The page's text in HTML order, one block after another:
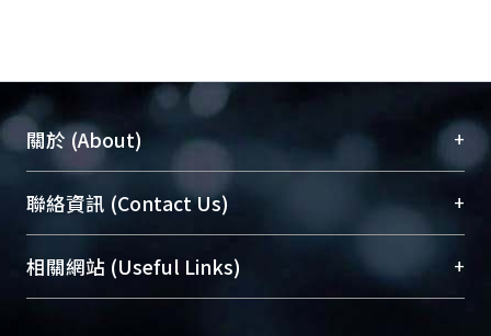
關於 (About) +
臺大位居世界頂尖大學之列，為永久珍藏及向國際
展現本校豐碩的研究成果及學術能量，圖書館整合
機構典藏（NTUR）與學術庫（AH）不同功能平
台，成為臺大學術典藏NTU scholars。期能整合研
聯絡資訊 (Contact Us) +
總館學科館員(Main Library)
醫學圖書館學科館員(Medical Library)
相關網站 (Useful Links) +